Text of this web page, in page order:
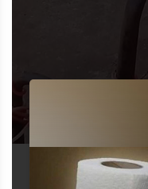
AWANTIIA